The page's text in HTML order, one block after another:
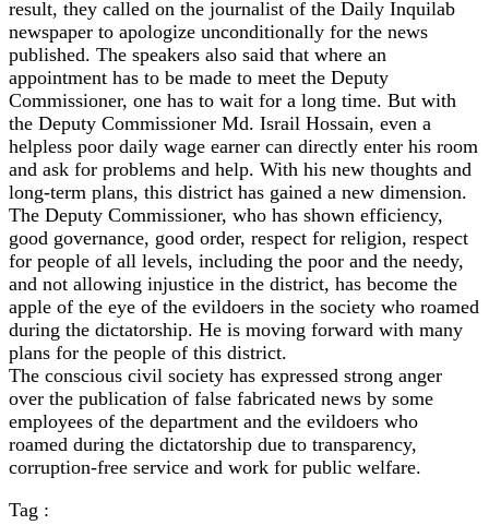
result, they called on the journalist of the Daily Inquilab
newspaper to apologize unconditionally for the news
published. The speakers also said that where an
appointment has to be made to meet the Deputy
Commissioner, one has to wait for a long time. But with
the Deputy Commissioner Md. Israil Hossain, even a
helpless poor daily wage earner can directly enter his room
and ask for problems and help. With his new thoughts and
long-term plans, this district has gained a new dimension.
The Deputy Commissioner, who has shown efficiency,
good governance, good order, respect for religion, respect
for people of all levels, including the poor and the needy,
and not allowing injustice in the district, has become the
apple of the eye of the evildoers in the society who roamed
during the dictatorship. He is moving forward with many
plans for the people of this district.
The conscious civil society has expressed strong anger
over the publication of false fabricated news by some
employees of the department and the evildoers who
roamed during the dictatorship due to transparency,
corruption-free service and work for public welfare.
Tag :